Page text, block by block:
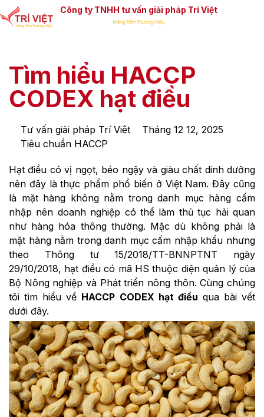
Công ty TNHH tư vấn giải pháp Trí Việt
Tìm hiểu HACCP
CODEX hạt điều
Tư vấn giải pháp Trí Việt
Tháng 12 12, 2025
Tiêu chuẩn HACCP
Hạt điều có vị ngọt, béo ngậy và giàu chất dinh dưỡng
nên đây là thực phẩm phổ biến ở Việt Nam. Đây cũng
là mặt hàng không nằm trong danh mục hàng cấm
nhập nên doanh nghiệp có thể làm thủ tục hải quan
như hàng hóa thông thường. Mặc dù không phải là
mặt hàng nằm trong danh mục cấm nhập khẩu nhưng
theo Thông tư 15/2018/TT-BNNPTNT ngày
29/10/2018, hạt điều có mã HS thuộc diện quản lý của
Bộ Nông nghiệp và Phát triển nông thôn. Cùng chúng
tôi tìm hiểu về HACCP CODEX hạt điều qua bài vết
dưới đây.